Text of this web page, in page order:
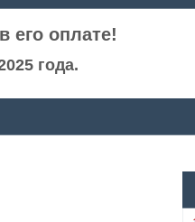
его оплате!
года.